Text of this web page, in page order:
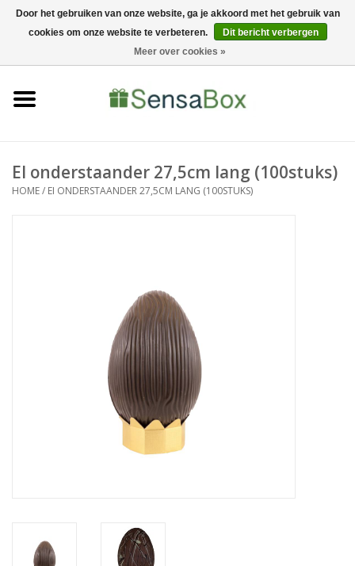
06-22022900 0 Artikelen - €0,00
Bewerkingen
EI onderstaander 27,5cm lang (100stuks)
HOME/ EI ONDERSTAANDER 27,5CM LANG (100STUKS)
Door het gebruiken van onze website, ga je akkoord met het gebruik van
cookies om onze website te verbeteren.
Dit bericht verbergen
Meer over cookies »